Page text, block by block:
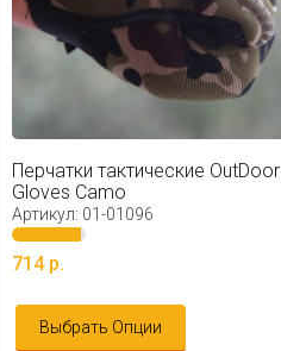
Перчатки тактические OutDoor
Gloves Camo
Артикул: 01-01096
714 р.
Выбрать Опции